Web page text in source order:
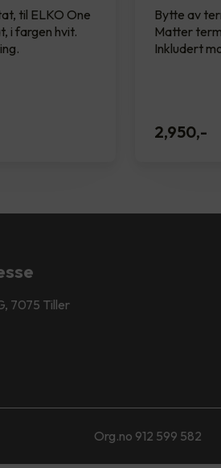
til ELKO One
i fargen hvit.
Bytte av
Matter
Inkludert
2,950,-
7075 Tiller
Org.no 912 599 582